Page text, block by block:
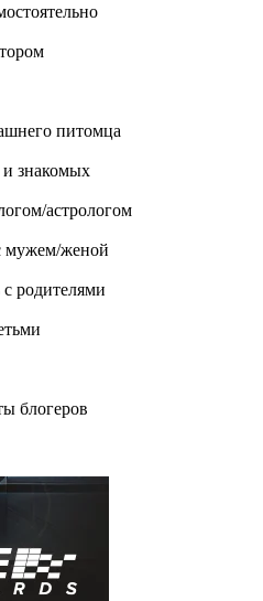
питомца
знакомых
астрологом
мужем/женой
с родителями
блогеров